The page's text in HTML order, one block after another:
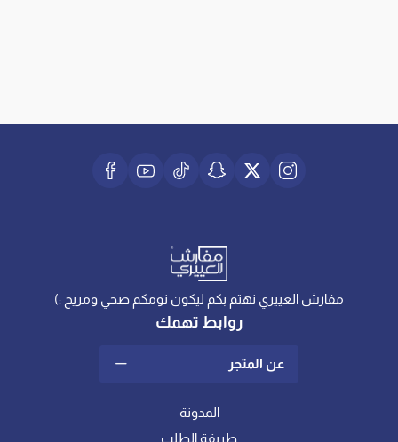
مفارش العييري نهتم بكم ليكون نومكم صحي ومريح :)
روابط تهمك
عن المتجر
المدونة
طريقة الطلب